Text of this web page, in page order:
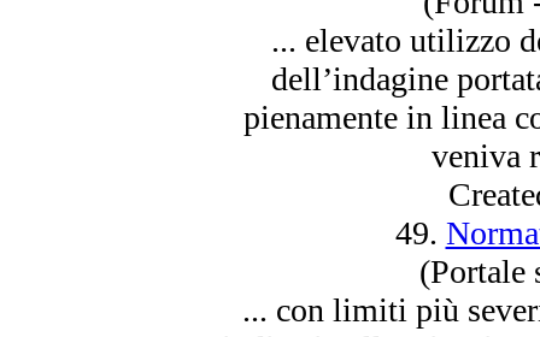
... elevato utilizzo
dell’indagine
pienamente in linea
veniva
49.
(Portale
... con limiti più